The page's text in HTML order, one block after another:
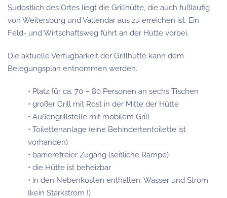
Südöstlich des Ortes liegt die Grillhütte, die auch fußläufig
von Weitersburg und Vallendar aus zu erreichen ist. Ein
Feld- und Wirtschaftsweg führt an der Hütte vorbei.
Die aktuelle Verfügbarkeit der Grillhütte kann dem
Belegungsplan entnommen werden.
• Platz für ca. 70 – 80 Personen an sechs Tischen
• großer Grill mit Rost in der Mitte der Hütte
• Außengrillstelle mit mobilem Grill
• Toilettenanlage (eine Behindertentoilette ist
vorhanden)
• barrierefreier Zugang (seitliche Rampe)
• die Hütte ist beheizbar
• in den Nebenkosten enthalten: Wasser und Strom
(kein Starkstrom !)